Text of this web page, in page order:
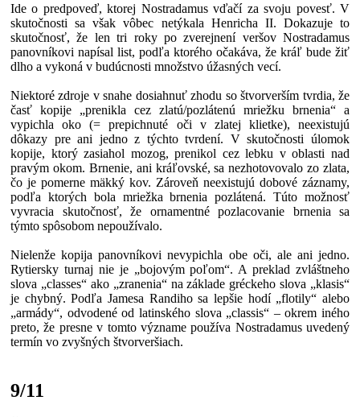
Ide o predpoveď, ktorej Nostradamus vďačí za svoju povesť. V
skutočnosti sa však vôbec netýkala Henricha II. Dokazuje to
skutočnosť, že len tri roky po zverejnení veršov Nostradamus
panovníkovi napísal list, podľa ktorého očakáva, že kráľ bude žiť
dlho a vykoná v budúcnosti množstvo úžasných vecí.
Niektoré zdroje v snahe dosiahnuť zhodu so štvorverším tvrdia, že
časť kopije „prenikla cez zlatú/pozlátenú mriežku brnenia“ a
vypichla oko (= prepichnuté oči v zlatej klietke), neexistujú
dôkazy pre ani jedno z týchto tvrdení. V skutočnosti úlomok
kopije, ktorý zasiahol mozog, prenikol cez lebku v oblasti nad
pravým okom. Brnenie, ani kráľovské, sa nezhotovovalo zo zlata,
čo je pomerne mäkký kov. Zároveň neexistujú dobové záznamy,
podľa ktorých bola mriežka brnenia pozlátená. Túto možnosť
vyvracia skutočnosť, že ornamentné pozlacovanie brnenia sa
týmto spôsobom nepoužívalo.
Nielenže kopija panovníkovi nevypichla obe oči, ale ani jedno.
Rytiersky turnaj nie je „bojovým poľom“. A preklad zvláštneho
slova „classes“ ako „zranenia“ na základe gréckeho slova „klasis“
je chybný. Podľa Jamesa Randiho sa lepšie hodí „flotily“ alebo
„armády“, odvodené od latinského slova „classis“ – okrem iného
preto, že presne v tomto význame používa Nostradamus uvedený
termín vo zvyšných štvorveršiach.
9/11